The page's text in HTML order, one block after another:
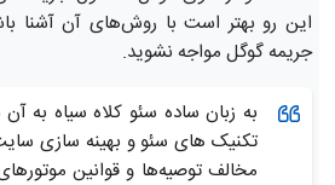
این رو بهتر است با روش‌های آن آشنا
جریمه گوگل مواجه نشوید.
به زبان ساده سئو کلاه سیاه به
تکنیک‌ های سئو و بهینه سازی
مخالف توصیه‌ها و قوانین